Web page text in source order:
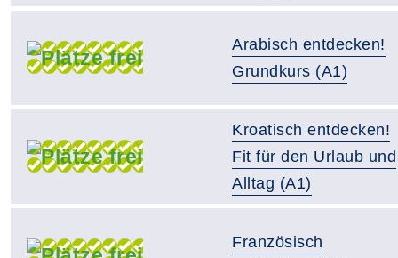
Arabisch entdecken!
Grundkurs (A1)
Kroatisch entdecken!
Fit für den Urlaub und
Alltag (A1)
Französisch